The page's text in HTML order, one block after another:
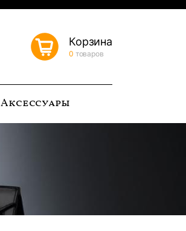
Корзина
0 товаров
Аксессуары